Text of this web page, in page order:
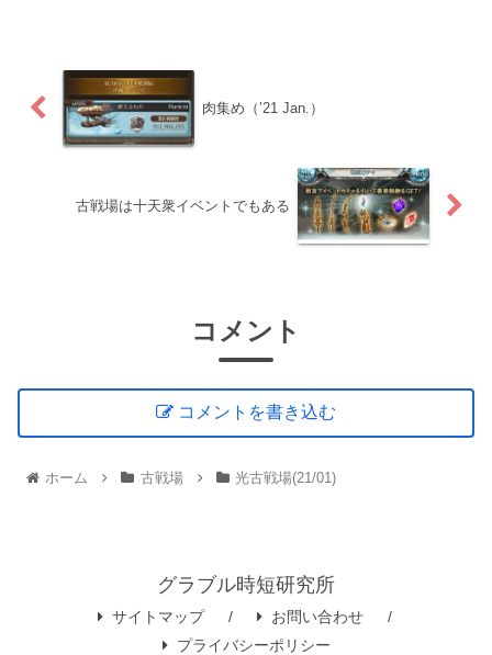
肉集め（’21 Jan.）
古戦場は十天衆イベントでもある
コメント
コメントを書き込む
ホーム 古戦場 光古戦場(21/01)
グラブル時短研究所
サイトマップ
お問い合わせ
プライバシーポリシー